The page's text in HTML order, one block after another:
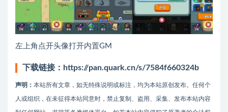
左上角点开头像打开内置GM
下载链接： https://pan.quark.cn/s/7584f660324b
声明： 本站所有文章，如无特殊说明或标注，均为本站原创发布。任何个
人或组织，在未征得本站同意时，禁止复制、盗用、采集、发布本站内容